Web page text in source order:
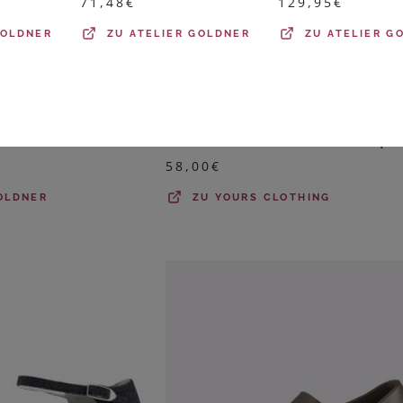
58,00€
ZUYOURS CLOTHING
ZUATELIER GOLDNER ZUATELIER